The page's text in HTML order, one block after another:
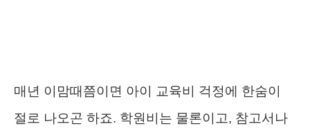
매년 이맘때쯤이면 아이 교육비 걱정에 한숨이
절로 나오곤 하죠. 학원비는 물론이고, 참고서나